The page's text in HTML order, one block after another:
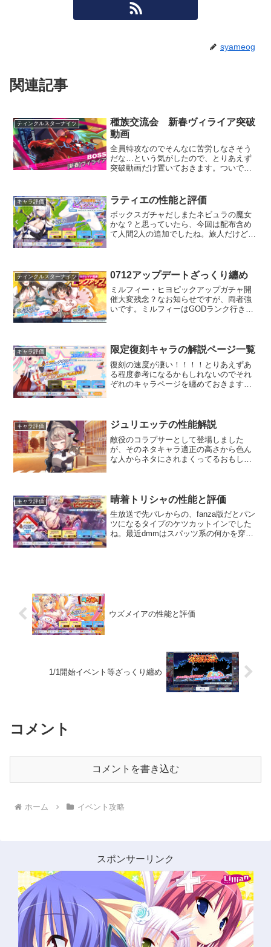
syameog
関連記事
ティンクルスターナイツ
種族交流会 新春ヴィライア突破
動画
全員特攻なのでそんなに苦労しなさそう
だな…という気がしたので、とりあえず
突破動画だけ置いておきます。ついでに
た。強いて言えば重いので、ノーツ到達
までに倒せそうじゃなければ...
キャラ評価 ラティエの性能と評価
ボックスガチャだしまたネビュラの魔女
かな？と思っていたら、今回は配布含め
て人間2人の追加でしたね。旅人だけど色
ってますね。カットイン...
ティンクルスターナイツ 0712アップデートざっくり纏め
ミルフィー・ヒヨピックアップガチャ開
催大変残念？なお知らせですが、両者強
いです。ミルフィーはGODランク行きで
ん。尚且つ...
キャラ評価 限定復刻キャラの解説ページ一覧
復刻の速度が凄い！！！！とりあえずあ
る程度参考になるかもしれないのでそれ
ぞれのキャラページを纏めておきます。
キャラ評価 ジュリエッテの性能解説
敵役のコラプサーとして登場しました
が、そのネタキャラ適正の高さから色ん
な人からネタにされまくってるおもしれ
体のお嬢様キャラがそう？そ...
キャラ評価 晴着トリシャの性能と評価
生放送で先バレからの、fanza版だとパン
ツになるタイプのケツカットインでした
ね。最近dmmはスパッツ系の何かを穿か
ウズメイアの性能と評価
1/1開始イベント等ざっくり纏め
コメント
コメントを書き込む
ホーム イベント攻略
スポンサーリンク